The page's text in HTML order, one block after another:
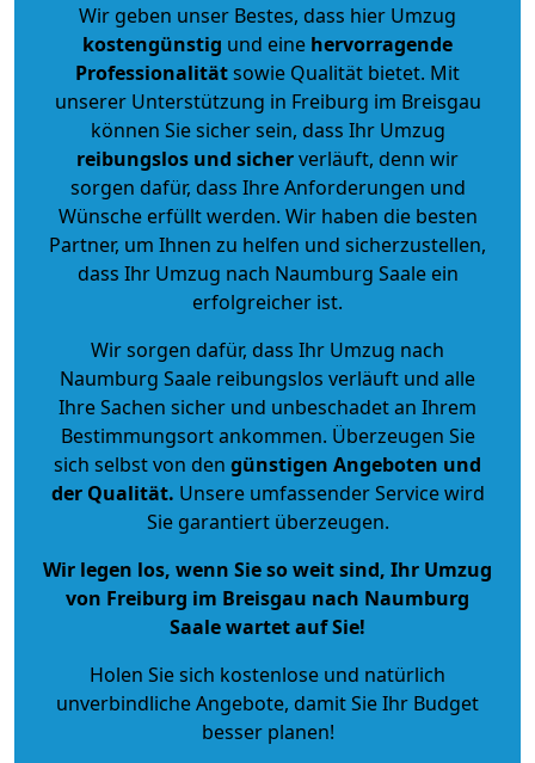
Wir geben unser Bestes, dass hier Umzug
kostengünstig und eine hervorragende
Professionalitätsowie Qualität bietet. Mit
unserer Unterstützung in Freiburg im Breisgau
können Sie sicher sein, dass Ihr Umzug
reibungslos und sicherverläuft, denn wir
sorgen dafür, dass Ihre Anforderungen und
Wünsche erfüllt werden. Wir haben die besten
Partner, um Ihnen zu helfen und sicherzustellen,
dass Ihr Umzug nach Naumburg Saale ein
erfolgreicher ist.
Wir sorgen dafür, dass Ihr Umzug nach
Naumburg Saale reibungslos verläuft und alle
Ihre Sachen sicher und unbeschadet an Ihrem
Bestimmungsort ankommen. Überzeugen Sie
sich selbst von den günstigen Angeboten und
der Qualität. Unsere umfassender Service wird
Sie garantiert überzeugen.
Wir legen los, wenn Sie so weit sind, Ihr Umzug
von Freiburg im Breisgau nach Naumburg
Saale wartet auf Sie!
Holen Sie sich kostenlose und natürlich
unverbindliche Angebote, damit Sie Ihr Budget
besser planen!